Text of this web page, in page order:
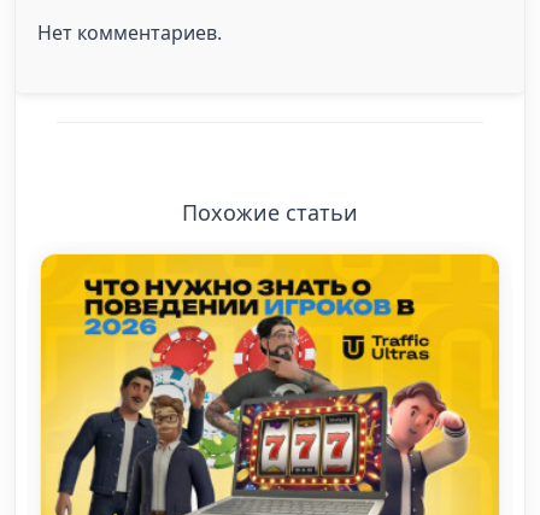
Нет комментариев.
Похожие статьи